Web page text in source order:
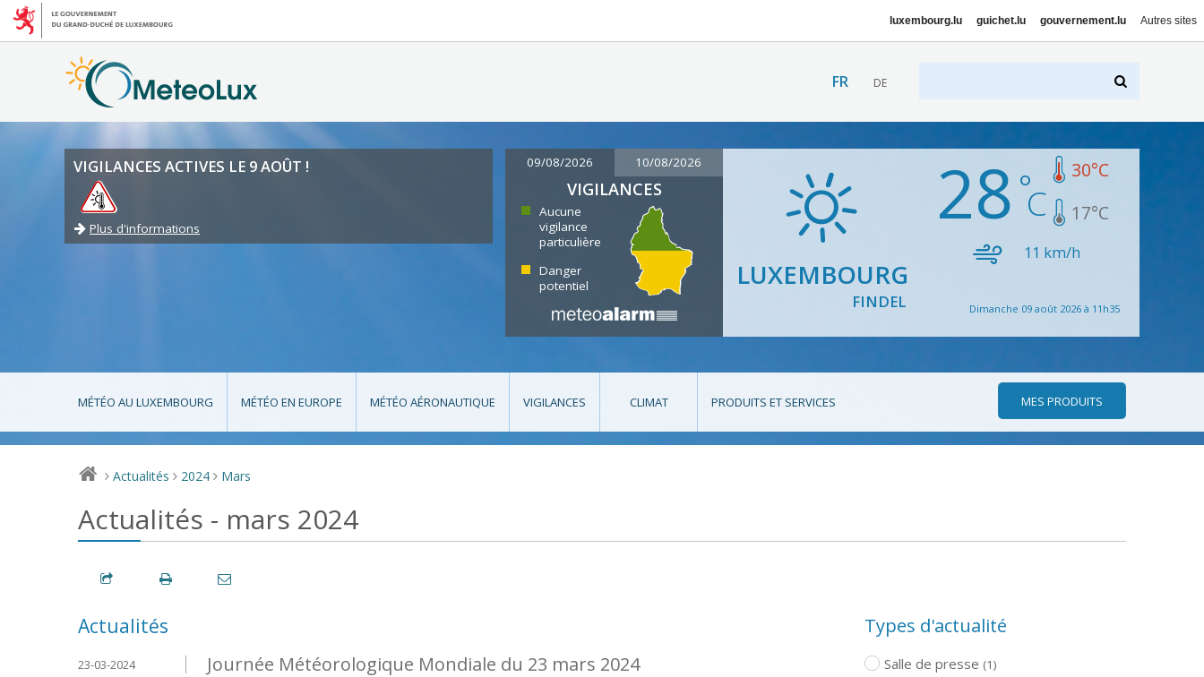
luxembourg.lu guichet.lu gouvernement.lu Autres sites
FR DE
VIGILANCES ACTIVES LE 9 AOÛT !
Plus d'informations
09/08/2026 10/08/2026
VIGILANCES
Aucune
vigilance
particulière
Danger
potentiel
LUXEMBOURG
FINDEL
28 30°C
17°C
11 km/h
Dimanche 09 août 2026 à 11h35
MÉTÉO AU LUXEMBOURG MÉTÉO EN EUROPE MÉTÉO AÉRONAUTIQUE VIGILANCES CLIMAT PRODUITS ET SERVICES MES PRODUITS
> Actualités > 2024 > Mars
Actualités - mars 2024
Actualités
Journée Météorologique Mondiale du 23 mars 2024
23-03-2024
Types d'actualité
Salle de presse (1)